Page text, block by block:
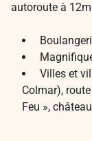
autoroute à
Villes et
Colmar),
Feu »,